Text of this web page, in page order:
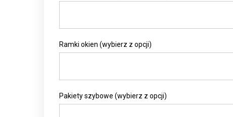
Ramki okien (wybierz z opcji)
Pakiety szybowe (wybierz z opcji)